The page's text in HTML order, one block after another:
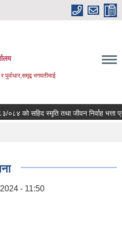
भगवतीमाई
को सहिद स्मृति तथा जीवन निर्वाह भत्ता
- 11:50